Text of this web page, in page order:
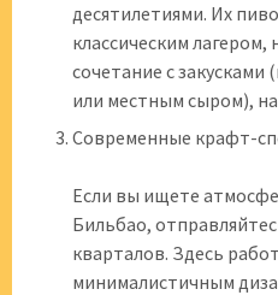
десятилетиями. Их
классическим лагером,
сочетание с
или местным сыром),
Современные крафт-
Если вы ищете
Бильбао,
кварталов. Здесь
минималистичным